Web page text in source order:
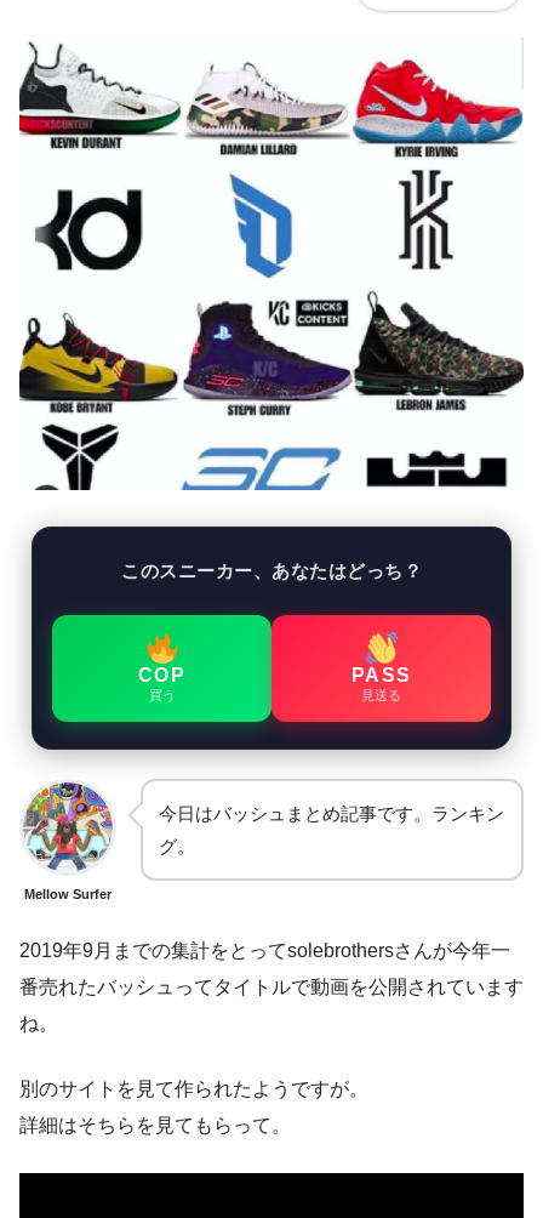
このスニーカー、あなたはどっち？
COP
買う
PASS
見送る
Mellow Surfer
今日はバッシュまとめ記事です。ランキン
グ。
2019年9月までの集計をとってsolebrothersさんが今年一
番売れたバッシュってタイトルで動画を公開されています
ね。
別のサイトを見て作られたようですが。
詳細はそちらを見てもらって。